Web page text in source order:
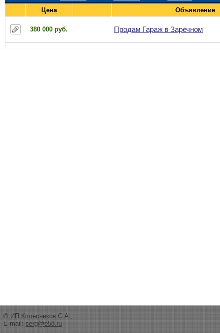
Цена Объявление
380 000 руб. Продам Гараж в Заречном
© ИП Колесников С.А.,
E-mail: serg@e58.ru